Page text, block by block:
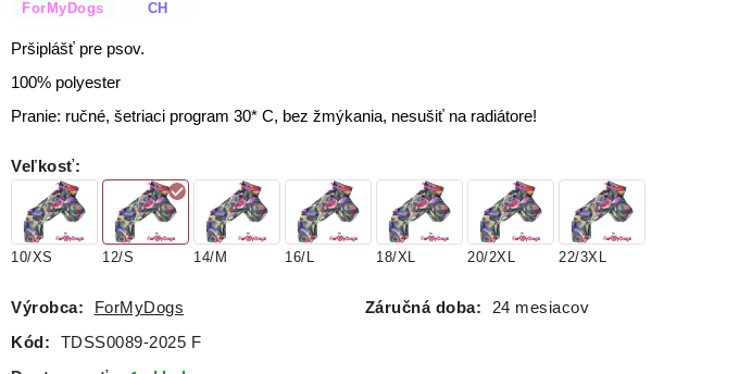
ForMyDogs CH
Pršiplášť pre psov.
100% polyester
Pranie: ručné, šetriaci program 30* C, bez žmýkania, nesušiť na radiátore!
Veľkosť:
10/XS 12/S 14/M 16/L 18/XL 20/2XL 22/3XL
Výrobca: ForMyDogs Záručná doba:
24 mesiacov
Kód:
TDSS0089-2025 F